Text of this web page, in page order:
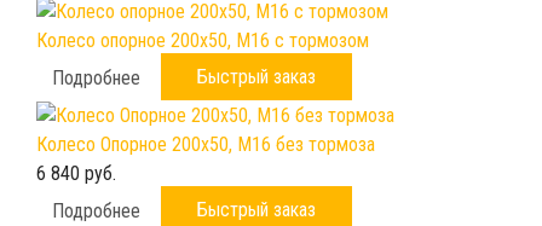
Колесо опорное 200х50, М16 с тормозом
Подробнее
Быстрый заказ
Колесо Опорное 200х50, М16 без тормоза
6 840 руб.
Подробнее
Быстрый заказ